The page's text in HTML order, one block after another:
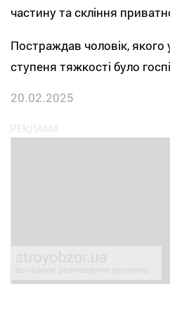
частину та скління
Постраждав чоловік, якого
ступеня тяжкості було
20.02.2025